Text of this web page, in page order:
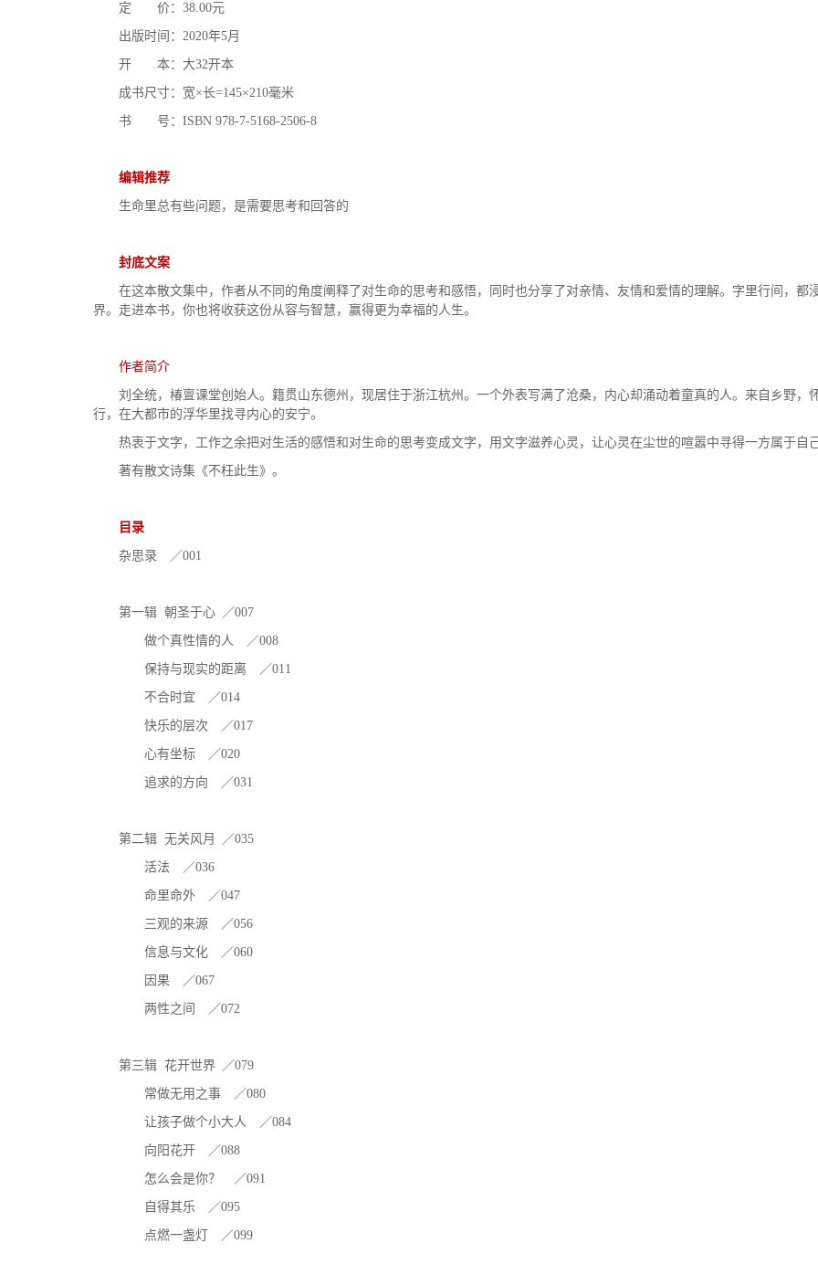
定 价：38.00元
出版时间：2020年5月
开 本：大32开本
成书尺寸：宽×长=145×210毫米
书 号：ISBN 978-7-5168-2506-8
编辑推荐
生命里总有些问题，是需要思考和回答的
封底文案
在这本散文集中，作者从不同的角度阐释了对生命的思考和感悟，同时也分享了对亲情、友情和爱情的理解。字里行间，
界。走进本书，你也将收获这份从容与智慧，赢得更为幸福的人生。
作者简介
刘全统，椿亶课堂创始人。籍贯山东德州，现居住于浙江杭州。一个外表写满了沧桑，内心却涌动着童真的人。来自乡野，
行，在大都市的浮华里找寻内心的安宁。
热衷于文字，工作之余把对生活的感悟和对生命的思考变成文字，用文字滋养心灵，让心灵在尘世的喧嚣中寻得一方属于自
著有散文诗集《不枉此生》。
目录
杂思录 ／001
第一辑 朝圣于心 ／007
做个真性情的人 ／008
保持与现实的距离 ／011
不合时宜 ／014
快乐的层次 ／017
心有坐标 ／020
追求的方向 ／031
第二辑 无关风月 ／035
活法 ／036
命里命外 ／047
三观的来源 ／056
信息与文化 ／060
因果 ／067
两性之间 ／072
第三辑 花开世界 ／079
常做无用之事 ／080
让孩子做个小大人 ／084
向阳花开 ／088
怎么会是你？ ／091
自得其乐 ／095
点燃一盏灯 ／099